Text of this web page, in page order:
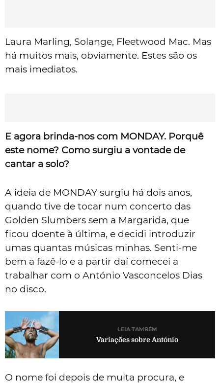
Laura Marling, Solange, Fleetwood Mac. Mas
há muitos mais, obviamente. Estes são os
mais imediatos.
E agora brinda-nos com MONDAY. Porquê
este nome? Como surgiu a vontade de
cantar a solo?
A ideia de MONDAY surgiu há dois anos,
quando tive de tocar num concerto das
Golden Slumbers sem a Margarida, que
ficou doente à última, e decidi introduzir
umas quantas músicas minhas. Senti-me
bem a fazê-lo e a partir daí comecei a
trabalhar com o António Vasconcelos Dias
no disco.
LEIA TAMBÉM
Variações sobre António
O nome foi depois de muita procura, e